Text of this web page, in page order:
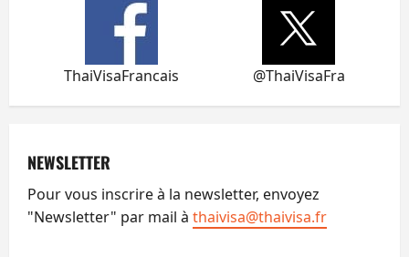
ThaiVisaFrancais @ThaiVisaFra
NEWSLETTER
Pour vous inscrire à la newsletter, envoyez
"Newsletter" par mail à thaivisa@thaivisa.fr